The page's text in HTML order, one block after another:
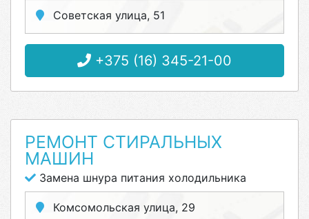
Советская улица, 51
+375 (16) 345-21-00
РЕМОНТ СТИРАЛЬНЫХ
МАШИН
Замена шнура питания холодильника
Комсомольская улица, 29